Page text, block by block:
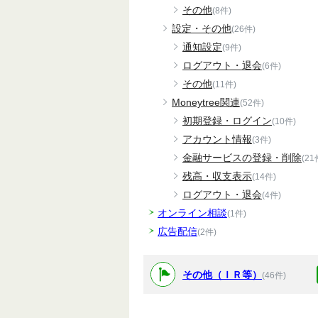
その他(8件)
設定・その他(26件)
通知設定(9件)
ログアウト・退会(6件)
その他(11件)
Moneytree関連(52件)
初期登録・ログイン(10件)
アカウント情報(3件)
金融サービスの登録・削除(21
残高・収支表示(14件)
ログアウト・退会(4件)
オンライン相談(1件)
広告配信(2件)
その他（ＩＲ等） (46件)